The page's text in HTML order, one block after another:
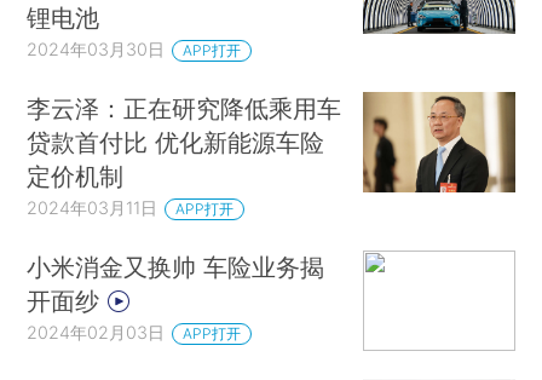
锂电池
2024年03月30日 APP打开
李云泽：正在研究降低乘用车
贷款首付比 优化新能源车险
定价机制
2024年03月11日 APP打开
小米消金又换帅 车险业务揭
开面纱
2024年02月03日 APP打开